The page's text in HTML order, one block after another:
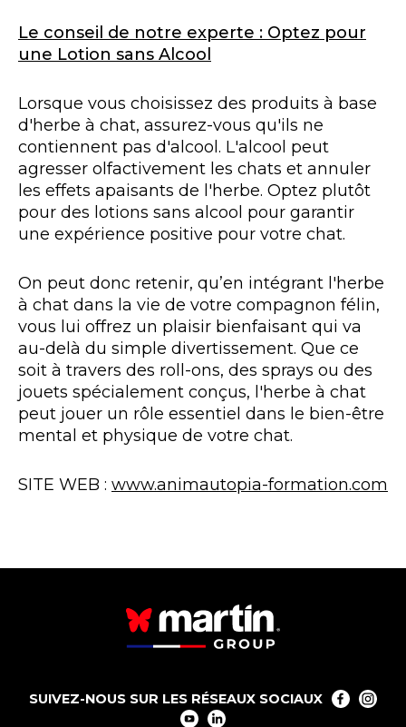
Le conseil de notre experte : Optez pour
une Lotion sans Alcool
Lorsque vous choisissez des produits à base
d'herbe à chat, assurez-vous qu'ils ne
contiennent pas d'alcool. L'alcool peut
agresser olfactivement les chats et annuler
les effets apaisants de l'herbe. Optez plutôt
pour des lotions sans alcool pour garantir
une expérience positive pour votre chat.
On peut donc retenir, qu’en intégrant l'herbe
à chat dans la vie de votre compagnon félin,
vous lui offrez un plaisir bienfaisant qui va
au-delà du simple divertissement. Que ce
soit à travers des roll-ons, des sprays ou des
jouets spécialement conçus, l'herbe à chat
peut jouer un rôle essentiel dans le bien-être
mental et physique de votre chat.
SITE WEB : www.animautopia-formation.com
SUIVEZ-NOUS SUR LES RÉSEAUX SOCIAUX